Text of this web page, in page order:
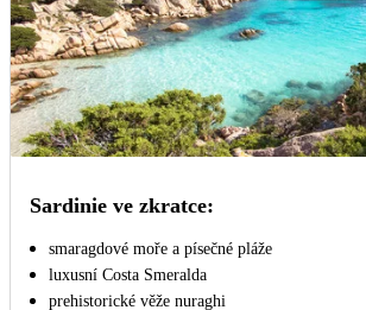
Sardinie ve zkratce:
smaragdové moře a písečné pláže
luxusní Costa Smeralda
prehistorické věže nuraghi